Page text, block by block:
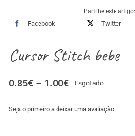
Partilhe este artigo:
Facebook Twitter
Cursor Stitch bebe
0.85€ – 1.00€Price
0.85€
Esgotado
Seja o primeiro a deixar uma avaliação.